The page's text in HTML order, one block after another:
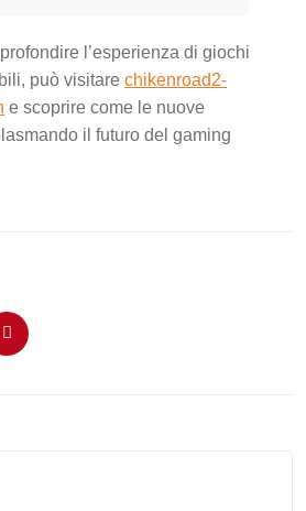
l’esperienza di giochi
può visitare chikenroad2-
e scoprire come le nuove
il futuro del gaming